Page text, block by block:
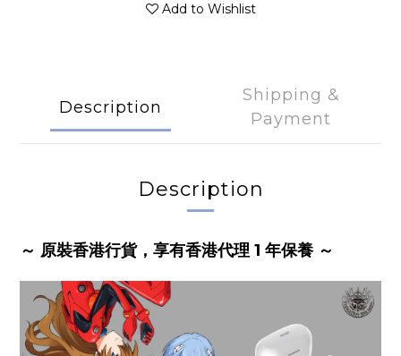
Add to Wishlist
Description
Shipping &
Payment
Description
～ 原裝香港行貨，享有香港代理 1 年保養 ～